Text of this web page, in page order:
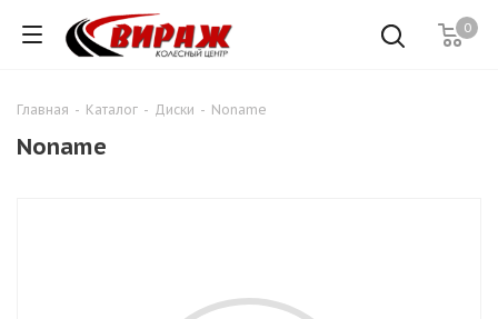
0
Главная - Каталог - Диски - Noname
Noname